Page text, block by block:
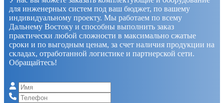
для инженерных систем под ваш бюджет, по вашему
индивидуальному проекту. Мы работаем по всему
Дальнему Востоку и способны выполнить заказ
практически любой сложности в максимально сжатые
сроки и по выгодным ценам, за счет наличия продукции на
складах, отработанной логистике и партнерской сети.
Обращайтесь!